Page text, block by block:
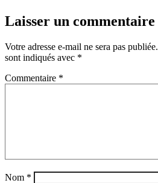
Laisser un commentaire
Votre adresse e-mail ne sera pas publiée.
sont indiqués avec *
Commentaire *
Nom *